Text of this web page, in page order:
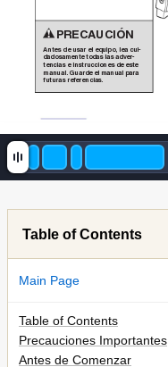
PRECAUCIÓN
Antes de usar el equipo, lea cui-
dadosamente todas las adver-
tencias e instrucciones de este
manual. Guarde el manual para
futuras referencias.
Table of Contents
Main Page
Table of Contents
Precauciones Importantes
Antes de Comenzar